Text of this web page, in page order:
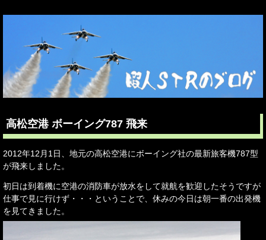
高松空港 ボーイング787 飛来
2012年12月1日、地元の高松空港にボーイング社の最新旅客機787型
が飛来しました。
初日は到着機に空港の消防車が放水をして就航を歓迎したそうですが
仕事で見に行けず・・・ということで、休みの今日は朝一番の出発機
を見てきました。